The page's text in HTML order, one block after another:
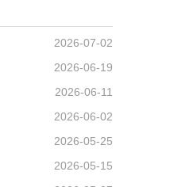
2026-07-02
2026-06-19
2026-06-11
2026-06-02
2026-05-25
2026-05-15